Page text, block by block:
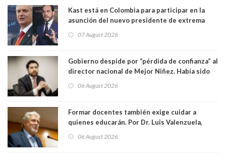
Kast está en Colombia para participar en la
asunción del nuevo presidente de extrema
07 August 2026
Gobierno despide por “pérdida de confianza” al
director nacional de Mejor Niñez. Había sido
06 August 2026
Formar docentes también exige cuidar a
quienes educarán. Por Dr. Luis Valenzuela,
Académicos U. Católica Silva Henríquez
06 August 2026